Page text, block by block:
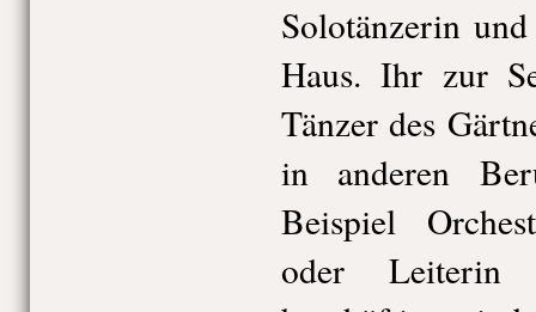
Solotänzerin
Haus. Ihr zur
Tänzer des
in anderen
Beispiel
oder Leiterin